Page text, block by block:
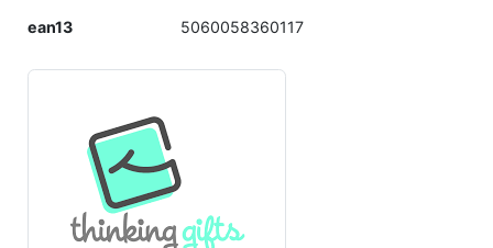
ean13 5060058360117